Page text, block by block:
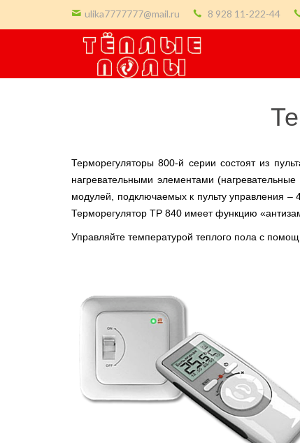
ulika7777777@mail.ru 8 928 11-222-44
Терморегуляторы 800-й серии состоят из
нагревательными элементами
модулей, подключаемых к пульту управления
Терморегулятор ТР 840 имеет функцию
Управляйте температурой теплого пола с